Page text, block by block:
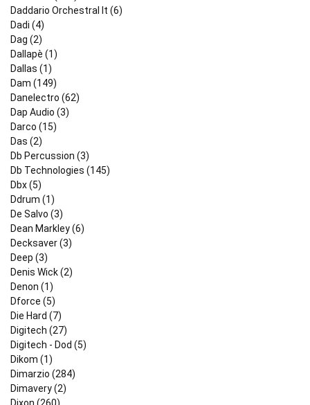
Daddario Orchestral It (6)
Dadi (4)
Dag (2)
Dallapè (1)
Dallas (1)
Dam (149)
Danelectro (62)
Dap Audio (3)
Darco (15)
Das (2)
Db Percussion (3)
Db Technologies (145)
Dbx (5)
Ddrum (1)
De Salvo (3)
Dean Markley (6)
Decksaver (3)
Deep (3)
Denis Wick (2)
Denon (1)
Dforce (5)
Die Hard (7)
Digitech (27)
Digitech - Dod (5)
Dikom (1)
Dimarzio (284)
Dimavery (2)